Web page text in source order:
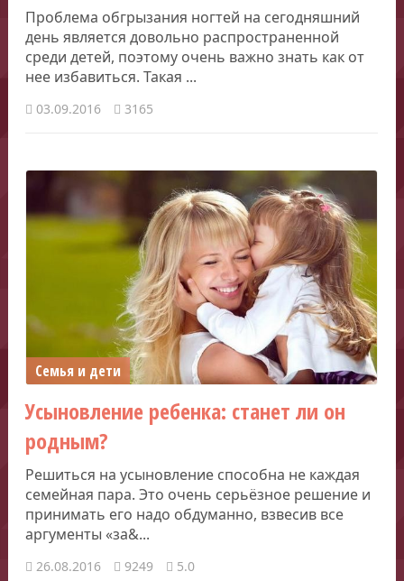
Проблема обгрызания ногтей на сегодняшний
день является довольно распространенной
среди детей, поэтому очень важно знать как от
нее избавиться. Такая ...
03.09.2016 3165
Семья и дети
Усыновление ребенка: станет ли он
родным?
Решиться на усыновление способна не каждая
семейная пара. Это очень серьёзное решение и
принимать его надо обдуманно, взвесив все
аргументы «за&...
26.08.2016 9249 5.0